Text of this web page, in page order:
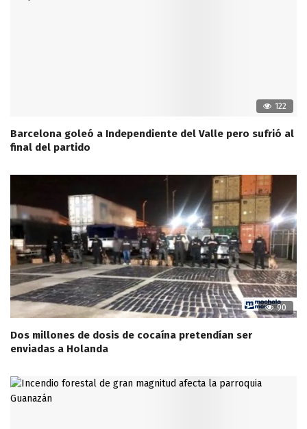
122
Barcelona goleó a Independiente del Valle pero sufrió al
final del partido
90
Dos millones de dosis de cocaína pretendían ser
enviadas a Holanda